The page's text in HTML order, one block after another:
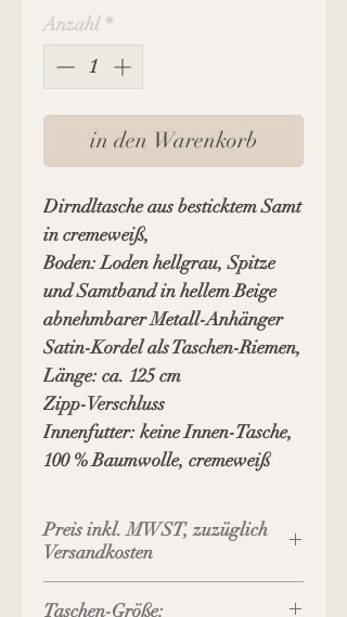
Anzahl *
in den Warenkorb
Dirndltasche aus besticktem Samt
in cremeweiß,
Boden: Loden hellgrau, Spitze
und Samtband in hellem Beige
abnehmbarer Metall-Anhänger
Satin-Kordel als Taschen-Riemen,
Länge: ca. 125 cm
Zipp-Verschluss
Innenfutter: keine Innen-Tasche,
100 % Baumwolle, cremeweiß
Preis inkl. MWST, zuzüglich
Versandkosten
Taschen-Größe: